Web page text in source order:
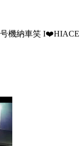
号機納車笑 I❤️HIACE